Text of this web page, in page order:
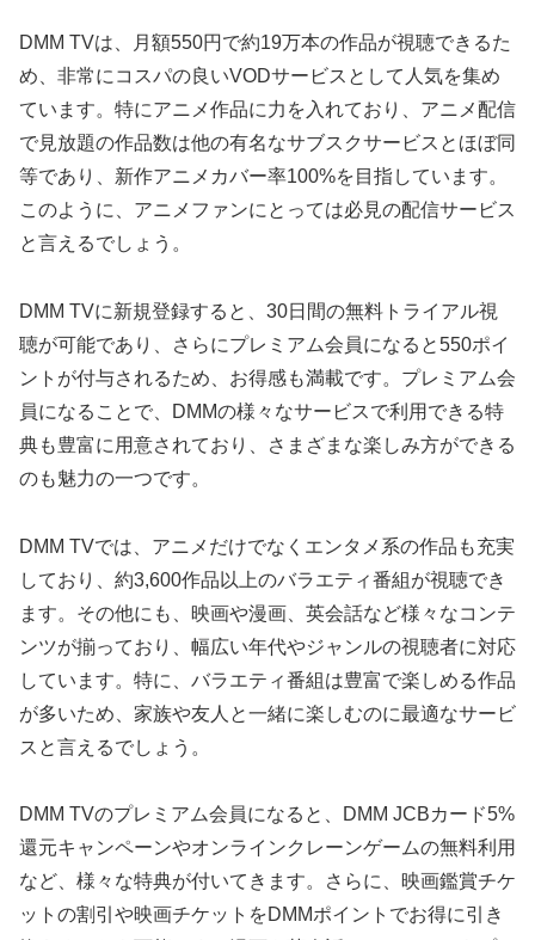
DMM TVは、月額550円で約19万本の作品が視聴できるた
め、非常にコスパの良いVODサービスとして人気を集め
ています。特にアニメ作品に力を入れており、アニメ配信
で見放題の作品数は他の有名なサブスクサービスとほぼ同
等であり、新作アニメカバー率100%を目指しています。
このように、アニメファンにとっては必見の配信サービス
と言えるでしょう。
DMM TVに新規登録すると、30日間の無料トライアル視
聴が可能であり、さらにプレミアム会員になると550ポイ
ントが付与されるため、お得感も満載です。プレミアム会
員になることで、DMMの様々なサービスで利用できる特
典も豊富に用意されており、さまざまな楽しみ方ができる
のも魅力の一つです。
DMM TVでは、アニメだけでなくエンタメ系の作品も充実
しており、約3,600作品以上のバラエティ番組が視聴でき
ます。その他にも、映画や漫画、英会話など様々なコンテ
ンツが揃っており、幅広い年代やジャンルの視聴者に対応
しています。特に、バラエティ番組は豊富で楽しめる作品
が多いため、家族や友人と一緒に楽しむのに最適なサービ
スと言えるでしょう。
DMM TVのプレミアム会員になると、DMM JCBカード5%
還元キャンペーンやオンラインクレーンゲームの無料利用
など、様々な特典が付いてきます。さらに、映画鑑賞チケ
ットの割引や映画チケットをDMMポイントでお得に引き